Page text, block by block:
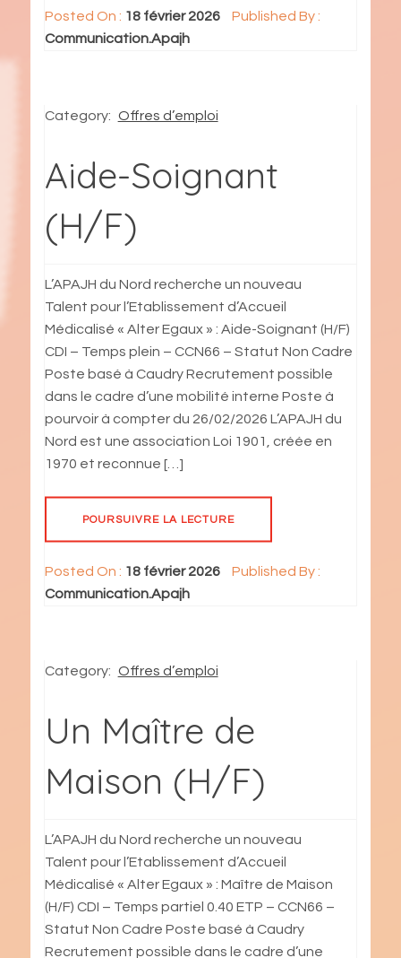
Posted On : 18 février 2026
Published By :
Communication.Apajh
Category: Offres d’emploi
Aide-Soignant
(H/F)
L’APAJH du Nord recherche un nouveau
Talent pour l’Etablissement d’Accueil
Médicalisé « Alter Egaux » : Aide-Soignant (H/F)
CDI – Temps plein – CCN66 – Statut Non Cadre
Poste basé à Caudry Recrutement possible
dans le cadre d’une mobilité interne Poste à
pourvoir à compter du 26/02/2026 L’APAJH du
Nord est une association Loi 1901, créée en
1970 et reconnue […]
POURSUIVRE LA LECTURE
Posted On : 18 février 2026
Published By :
Communication.Apajh
Category: Offres d’emploi
Un Maître de
Maison (H/F)
L’APAJH du Nord recherche un nouveau
Talent pour l’Etablissement d’Accueil
Médicalisé « Alter Egaux » : Maître de Maison
(H/F) CDI – Temps partiel 0.40 ETP – CCN66 –
Statut Non Cadre Poste basé à Caudry
Recrutement possible dans le cadre d’une